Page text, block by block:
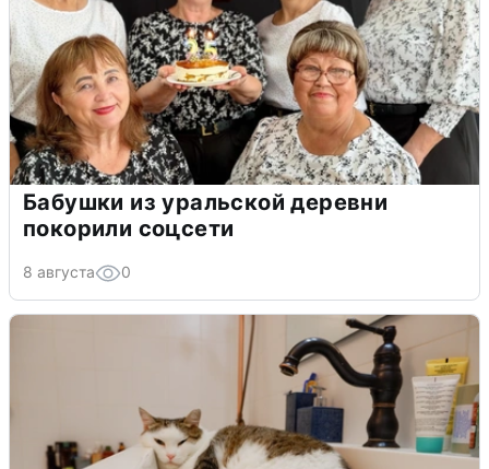
Бабушки из уральской деревни
покорили соцсети
8 августа 0